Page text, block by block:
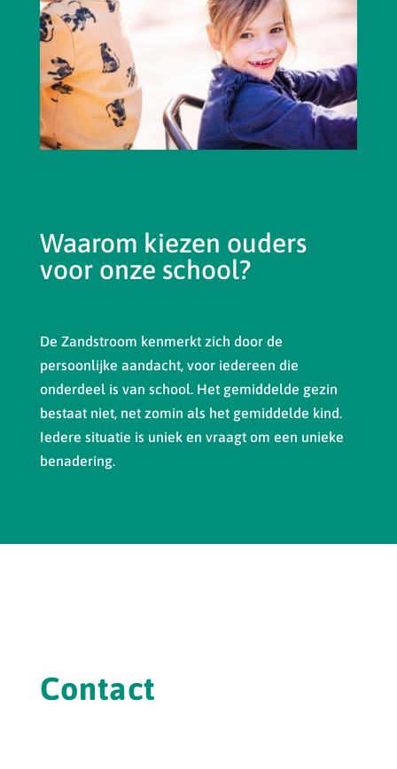
Waarom kiezen ouders
voor onze school?
De Zandstroom kenmerkt zich door de
persoonlijke aandacht, voor iedereen die
onderdeel is van school. Het gemiddelde gezin
bestaat niet, net zomin als het gemiddelde kind.
Iedere situatie is uniek en vraagt om een unieke
benadering.
Contact